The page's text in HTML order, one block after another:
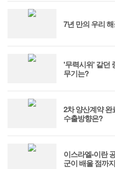
7년 만의 우리
'무력시위' 같던
무기는?
2차 양산계약 완
수출방향은?
이스라엘-이란
군이 배울 점까